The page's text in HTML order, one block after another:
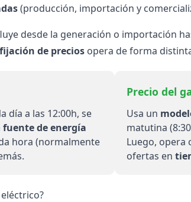
(producción, importación y
desde la generación o importación
de preciosopera de forma
día a las 12:00h, se
fuente de energía
hora (normalmente
Precio del
Usa un
matutina
Luego, opera
ofertas en